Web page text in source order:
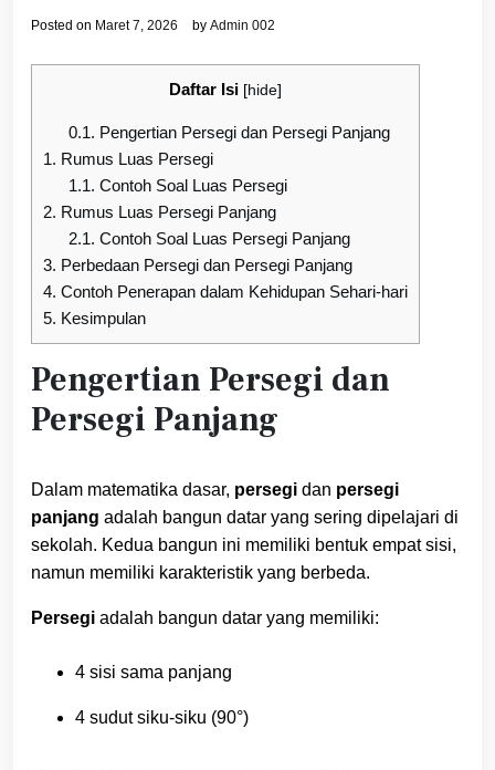
Posted on Maret 7, 2026 by Admin 002
Daftar Isi [hide]
0.1. Pengertian Persegi dan Persegi Panjang
1. Rumus Luas Persegi
1.1. Contoh Soal Luas Persegi
2. Rumus Luas Persegi Panjang
2.1. Contoh Soal Luas Persegi Panjang
3. Perbedaan Persegi dan Persegi Panjang
4. Contoh Penerapan dalam Kehidupan Sehari-hari
5. Kesimpulan
Pengertian Persegi dan
Persegi Panjang
Dalam matematika dasar, persegi dan persegi
panjang adalah bangun datar yang sering dipelajari di
sekolah. Kedua bangun ini memiliki bentuk empat sisi,
namun memiliki karakteristik yang berbeda.
Persegi adalah bangun datar yang memiliki:
4 sisi sama panjang
4 sudut siku-siku (90°)